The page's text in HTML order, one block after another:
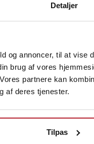
Detaljer
og annoncer, til at vise
brug af vores
partnere kan
af deres tjenester.
Tilpas
D116L